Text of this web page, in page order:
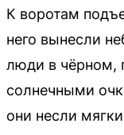
К воротам
него вынесли
люди в чёрном,
солнечными
они несли